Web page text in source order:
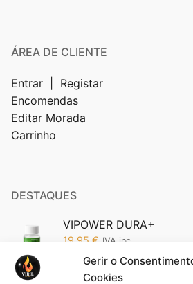
Gerir o
Cookies
ÁREA DE CLIENTE
Entrar | Registar
Encomendas
Editar Morada
Carrinho
DESTAQUES
VIPOWER DURA+
19,95 € IVA inc.